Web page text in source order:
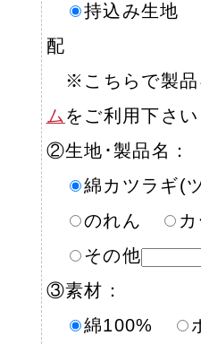
持込み生地
配
※こちらで製品
ム をご利用下さい
②生地･製品名：
綿カツラギ
のれん
その他
③素材：
綿100%